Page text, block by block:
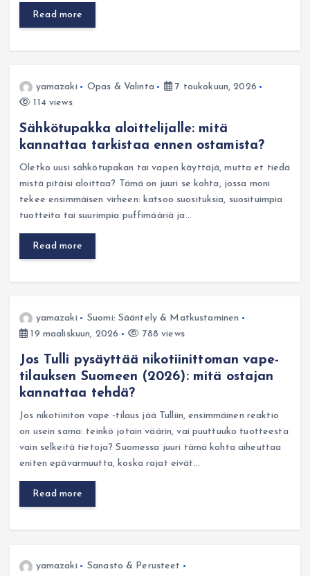
Read more
yamazaki Opas & Valinta
7 toukokuun, 2026
114 views
Sähkötupakka aloittelijalle: mitä
kannattaa tarkistaa ennen ostamista?
Oletko uusi sähkötupakan tai vapen käyttäjä, mutta et tiedä
mistä pitäisi aloittaa? Tämä on juuri se kohta, jossa moni
tekee ensimmäisen virheen: katsoo suosituksia, suosituimpia
tuotteita tai suurimpia puffimääriä ja…
Read more
yamazaki
Suomi: Sääntely & Matkustaminen
19 maaliskuun, 2026
788 views
Jos Tulli pysäyttää nikotiinittoman vape-
tilauksen Suomeen (2026): mitä ostajan
kannattaa tehdä?
Jos nikotiiniton vape -tilaus jää Tulliin, ensimmäinen reaktio
on usein sama: teinkö jotain väärin, vai puuttuuko tuotteesta
vain selkeitä tietoja? Suomessa juuri tämä kohta aiheuttaa
eniten epävarmuutta, koska rajat eivät…
Read more
yamazaki Sanasto & Perusteet